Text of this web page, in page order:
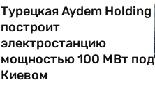
Турецкая Aydem Holding
построит
электростанцию
мощностью 100 МВт под
Киевом